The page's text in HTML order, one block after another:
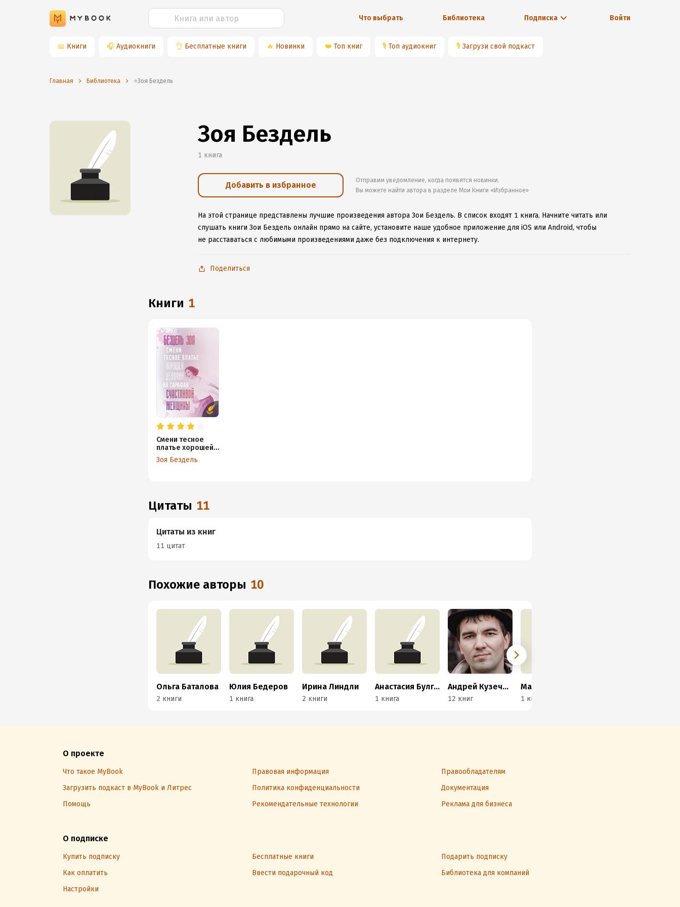
Что выбрать Библиотека Подписка Войти
📖 Книги 🎧 Аудиокниги 👌 Бесплатные книги 🔥 Новинки ❤️ Топ книг 🎙 Топ аудиокниг 🎙 Загрузи свой подкаст
Главная Библиотека ⭐️Зоя Бездель
Зоя Бездель
1 книга
Добавить в избранное
Отправим уведомление, когда появятся новинки.
Вы можете найти автора в разделе Мои Книги «Избранное»
На этой странице представлены лучшие произведения автора Зои Бездель. В список входят 1 книга. Начните читать или
слушать книги Зои Бездель онлайн прямо на сайте, установите наше удобное приложение для iOS или Android, чтобы
не расставаться с любимыми произведениями даже без подключения к интернету.
Поделиться
книги 1
Смени тесное
платье хорошей
девочки
на сарафан
счастливой
женщины
Зоя Бездель
Цитаты 11
Цитаты из книг
11 цитат
Похожие авторы 10
Ольга Баталова
2 книги
Юлия Бедеров
1 книга
Ирина Линдли
2 книги
Анастасия Булгакова
1 книга
Андрей Кузечкин
12 книг 1 книга
О проекте
Что такое MyBook Правовая информация
Правообладателям
Загрузить подкаст в MyBook и Литрес
Политика конфиденциальности
Документация
Помощь
Рекомендательные технологии Реклама для бизнеса
О подписке
Купить подписку Бесплатные книги
Подарить подписку
Как оплатить
Ввести подарочный код
Библиотека для компаний
Настройки